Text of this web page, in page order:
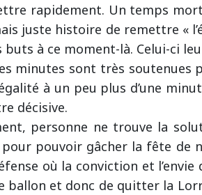
rapidement. Un temps
juste histoire de remettre «
buts à ce moment-là. Celui-ci
minutes sont très soutenues
à un peu plus d’une
décisive.
personne ne trouve la
pouvoir gâcher la fête de
où la conviction et
ballon et donc de quitter la